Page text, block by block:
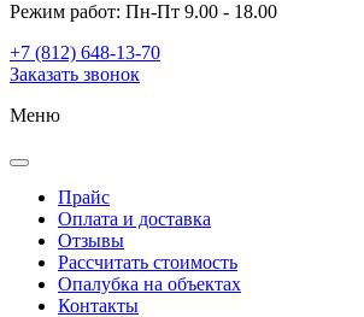
Режим работ: Пн-Пт 9.00 - 18.00
+7 (812) 648-13-70
Заказать звонок
Меню
Прайс
Оплата и доставка
Отзывы
Рассчитать стоимость
Опалубка на объектах
Контакты